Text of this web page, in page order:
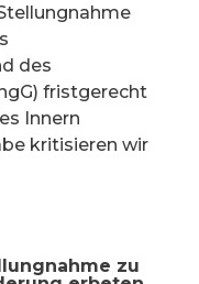
des
fristgerecht
Innern
kritisieren wir
zu